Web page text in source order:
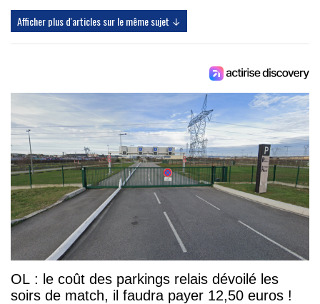
Afficher plus d'articles sur le même sujet ↓
OL : le coût des parkings relais dévoilé les
soirs de match, il faudra payer 12,50 euros !